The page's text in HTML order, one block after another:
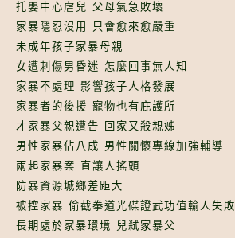
托嬰中心虐兒 父母氣急敗壞
家暴隱忍沒用 只會愈來愈嚴重
未成年孩子家暴母親
女遭刺傷男昏迷 怎麼回事無人知
家暴不處理 影響孩子人格發展
家暴者的後援 寵物也有庇護所
才家暴父親遭告 回家又殺親姊
男性家暴佔八成 男性關懷專線加強輔導
兩起家暴案 直讓人搖頭
防暴資源城鄉差距大
被控家暴 偷截拳道光碟證武功值輸人失敗
長期處於家暴環境 兒弒家暴父